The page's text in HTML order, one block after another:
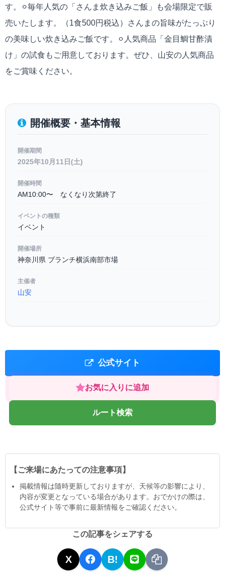
す。⚪︎毎年人気の「さんま炊き込みご飯」も会場限定で販
売いたします。（1食500円税込）さんまの旨味がたっぷり
の美味しい炊き込みご飯です。⚪︎人気商品「金目鯛甘酢漬
け」の試食もご用意しております。ぜひ、山安の人気商品
をご賞味ください。
開催概要・基本情報
開催期間
2025年10月11日(土)
開催時間
AM10:00〜 なくなり次第終了
イベントの種類
イベント
開催場所
神奈川県 ブランチ横浜南部市場
主催者
山安
公式サイト
お気に入りに追加
ルート検索
【ご来場にあたっての注意事項】
掲載情報は隨時更新しておりますが、天候等の影響により、
内容が変更となっている場合があります。おでかけの際は、
公式サイト等で事前に最新情報をご確認ください。
この記事をシェアする
X B!